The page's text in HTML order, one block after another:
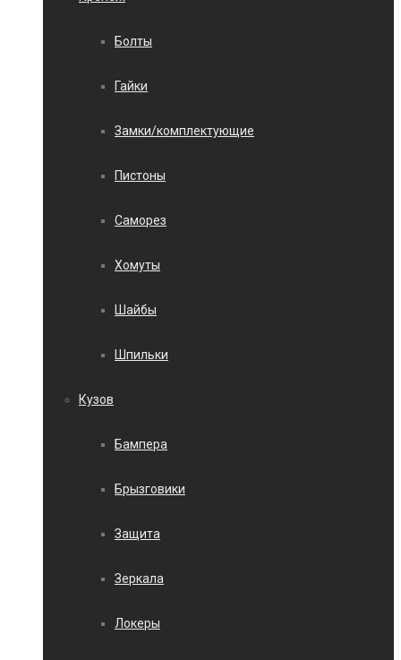
Болты
Гайки
Замки/комплектующие
Пистоны
Саморез
Хомуты
Шайбы
Шпильки
Кузов
Бампера
Брызговики
Защита
Зеркала
Локеры